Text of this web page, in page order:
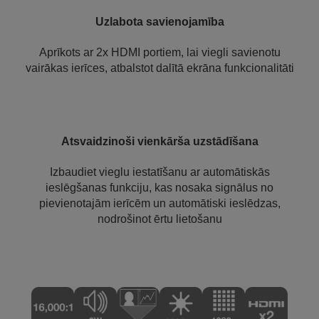
Uzlabota savienojamība
Aprīkots ar 2x HDMI portiem, lai viegli savienotu
vairākas ierīces, atbalstot dalītā ekrāna funkcionalitāti
Atsvaidzinoši vienkārša uzstādīšana
Izbaudiet vieglu iestatīšanu ar automātiskās
ieslēgšanas funkciju, kas nosaka signālus no
pievienotajām ierīcēm un automātiski ieslēdzas,
nodrošinot ērtu lietošanu